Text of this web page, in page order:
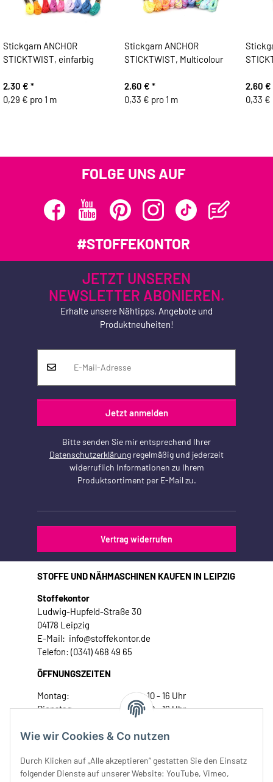
Wie wir Cookies & Co nutzen
Durch Klicken auf „Alle akzeptieren“ gestatten Sie den Einsatz
folgender Dienste auf unserer Website: YouTube, Vimeo,
Stickgarn ANCHOR
STICKTWIST, einfarbig
2,30 € *
0,29 € pro 1 m
Stickgarn ANCHOR
STICKTWIST, Multicolour
2,60 € *
0,33 € pro 1 m
2,60 €
0,33 €
FOLGE UNS AUF
#STOFFEKONTOR
JETZT UNSEREN
NEWSLETTER ABONIEREN.
Erhalte unsere Nähtipps, Angebote und
Produktneuheiten!
Jetzt anmelden
Bitte senden Sie mir entsprechend Ihrer
Datenschutzerklärung regelmäßig und jederzeit
widerruflich Informationen zu Ihrem
Produktsortiment per E-Mail zu.
Vertrag widerrufen
STOFFE UND NÄHMASCHINEN KAUFEN IN LEIPZIG
Stoffekontor
Ludwig-Hupfeld-Straße 30
04178 Leipzig
E-Mail: info@stoffekontor.de
Telefon: (0341) 468 49 65
ÖFFNUNGSZEITEN
Montag:
10 - 16 Uhr
Dienstag:
10 - 16 Uhr
Donnerstag:
10 - 18 Uhr
Samstag:
10 - 14 Uhr